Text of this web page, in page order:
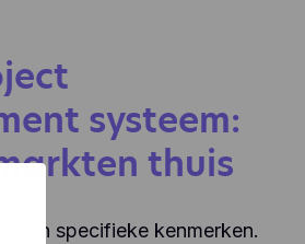
systeem:
thuis
zijn specifieke kenmerken.